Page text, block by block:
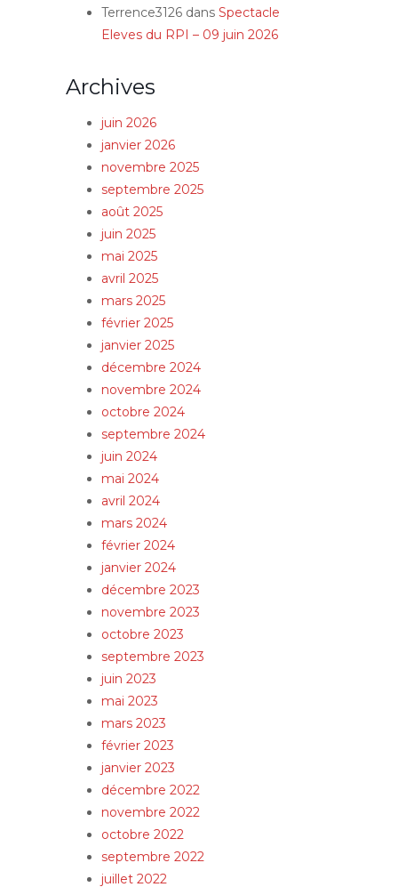
Terrence3126 dans Spectacle
Eleves du RPI – 09 juin 2026
Archives
juin 2026
janvier 2026
novembre 2025
septembre 2025
août 2025
juin 2025
mai 2025
avril 2025
mars 2025
février 2025
janvier 2025
décembre 2024
novembre 2024
octobre 2024
septembre 2024
juin 2024
mai 2024
avril 2024
mars 2024
février 2024
janvier 2024
décembre 2023
novembre 2023
octobre 2023
septembre 2023
juin 2023
mai 2023
mars 2023
février 2023
janvier 2023
décembre 2022
novembre 2022
octobre 2022
septembre 2022
juillet 2022